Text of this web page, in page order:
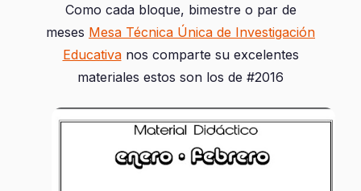
Como cada bloque, bimestre o par de
meses Mesa Técnica Única de Investigación
Educativanos comparte su excelentes
materiales estos son los de #2016